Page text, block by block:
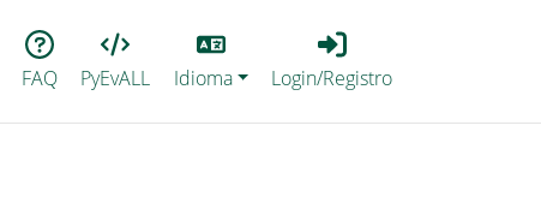
FAQ PyEvALL
Lang
Idioma
Login_Registro
Login/Registro